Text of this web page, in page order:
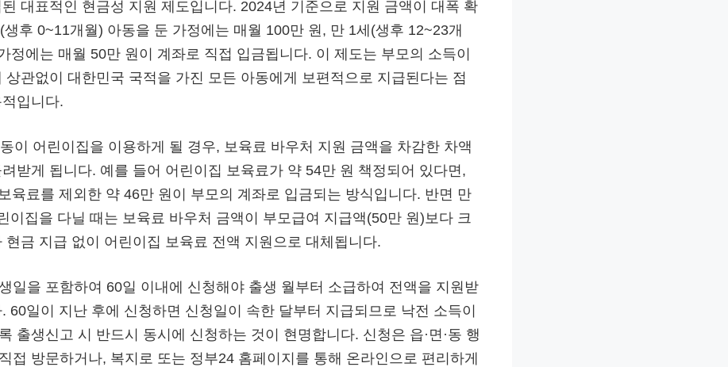
대표적인 현금성 지원 제도입니다. 2024년 기준으로 지원 금액이 대폭 확
생후 0~11개월) 아동을 둔 가정에는 매월 100만 원, 만 1세(생후 12~23개
정에는 매월 50만 원이 계좌로 직접 입금됩니다. 이 제도는 부모의 소득이
상관없이 대한민국 국적을 가진 모든 아동에게 보편적으로 지급된다는 점
입니다.
이 어린이집을 이용하게 될 경우, 보육료 바우처 지원 금액을 차감한 차액
받게 됩니다. 예를 들어 어린이집 보육료가 약 54만 원 책정되어 있다면,
육료를 제외한 약 46만 원이 부모의 계좌로 입금되는 방식입니다. 반면 만
이집을 다닐 때는 보육료 바우처 금액이 부모급여 지급액(50만 원)보다 크
현금 지급 없이 어린이집 보육료 전액 지원으로 대체됩니다.
일을 포함하여 60일 이내에 신청해야 출생 월부터 소급하여 전액을 지원받
60일이 지난 후에 신청하면 신청일이 속한 달부터 지급되므로 낙전 소득이
출생신고 시 반드시 동시에 신청하는 것이 현명합니다. 신청은 읍·면·동 행
접 방문하거나, 복지로 또는 정부24 홈페이지를 통해 온라인으로 편리하게